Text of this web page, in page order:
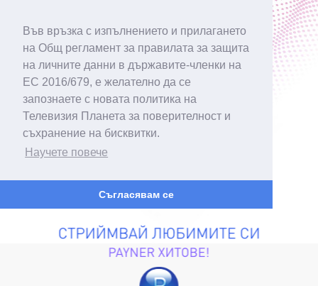
Във връзка с изпълнението и прилагането
на Общ регламент за правилата за защита
на личните данни в държавите-членки на
ЕС 2016/679, е желателно да се
запознаете с новата политика на
Телевизия Планета за поверителност и
съхранение на бисквитки.
Научете повече
Съгласявам се